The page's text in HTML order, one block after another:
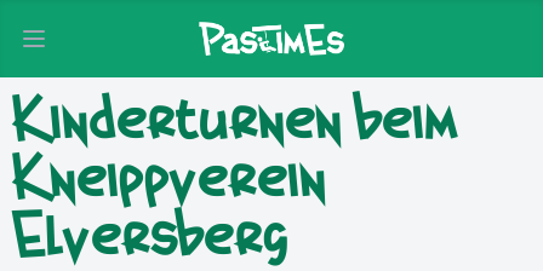
Open main menu
Kinderturnen beim
Kneippverein
Elversberg